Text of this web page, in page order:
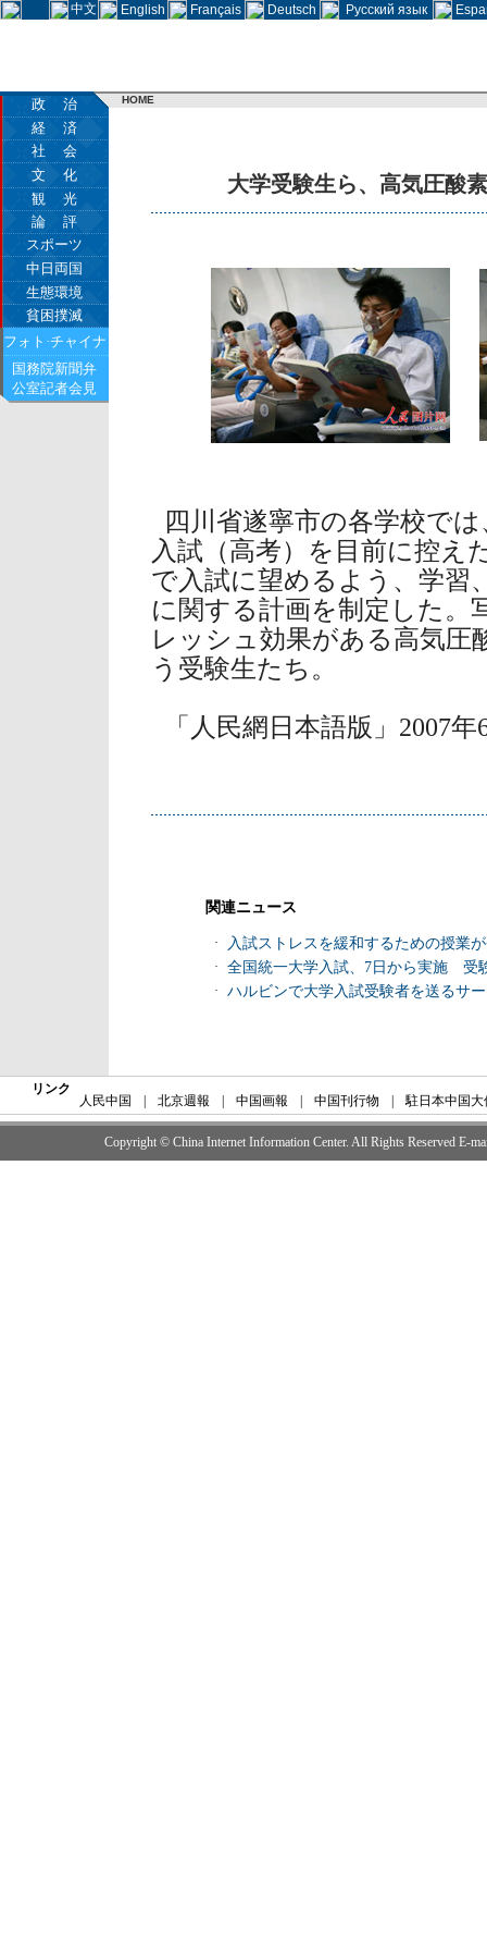
中文 English Français Deutsch Русский язык
政 治
経 済
社 会
文 化
観 光
論 評
スポーツ
中日両国
生態環境
貧困撲滅
フォト·チャイナ
国務院新聞弁
公室記者会見
HOME
大学受験生ら、高気圧酸
四川省遂寧市の各学校で
入試（高考）を目前に控え
で入試に望めるよう、学習
に関する計画を制定した。
レッシュ効果がある高気圧
う受験生たち。
「人民網日本語版」2007年
関連ニュース
· 入試ストレスを緩和するための授業
· 全国統一大学入試、7日から実施 受
· ハルビンで大学入試受験者を送るサ
リンク
人民中国 北京週報 中国画報 中国刊行物 駐日本中国大
Copyright © China Internet Information Center. All Rights Reserved E-